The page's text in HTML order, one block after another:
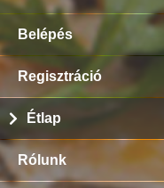
Belépés
Regisztráció
Étlap
Rólunk